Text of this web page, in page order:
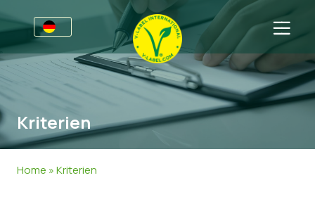
Awards
Für Unternehmen
V-Label für Unternehmen
Vorteile
Für Konsumenten
V-Label für Konsumenten
Kategorien
Kriterien
Home »Kriterien